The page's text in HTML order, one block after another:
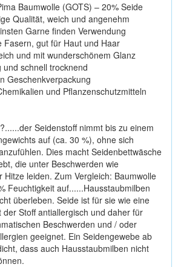
Baumwolle (GOTS) – 20% Seide
Qualität, weich und angenehm
Garne finden Verwendung
gut für Haut und Haar
und mit wunderschönem Glanz
schnell trocknend
Geschenkverpackung
und Pflanzenschutzmitteln
Seidenstoff nimmt bis zu einem
auf (ca. 30 %), ohne sich
Dies macht Seidenbettwäsche
die unter Beschwerden wie
Hitze leiden. Zum Vergleich: Baumwolle
Feuchtigkeit auf......Hausstaubmilben
überleben. Seide ist für sie wie eine
der Stoff antiallergisch und daher für
Beschwerden und / oder
geeignet. Ein Seidengewebe ab
dass auch Hausstaubmilben nicht